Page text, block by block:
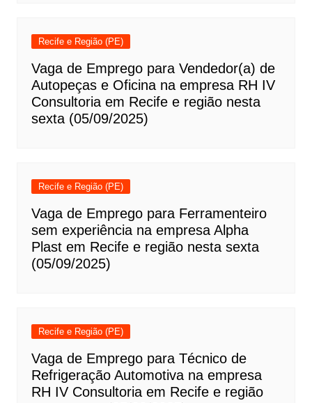
Recife e Região (PE)
Vaga de Emprego para Vendedor(a) de
Autopeças e Oficina na empresa RH IV
Consultoria em Recife e região nesta
sexta (05/09/2025)
Recife e Região (PE)
Vaga de Emprego para Ferramenteiro
sem experiência na empresa Alpha
Plast em Recife e região nesta sexta
(05/09/2025)
Recife e Região (PE)
Vaga de Emprego para Técnico de
Refrigeração Automotiva na empresa
RH IV Consultoria em Recife e região